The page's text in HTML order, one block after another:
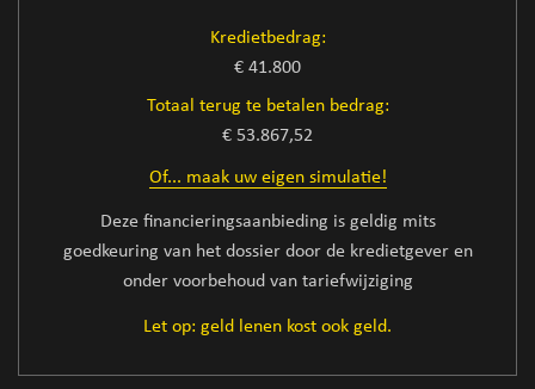
Kredietbedrag:
€ 41.800
Totaal terug te betalen bedrag:
€ 53.867,52
Of... maak uw eigen simulatie!
Deze financieringsaanbieding is geldig mits
goedkeuring van het dossier door de kredietgever en
onder voorbehoud van tariefwijziging
Let op: geld lenen kost ook geld.